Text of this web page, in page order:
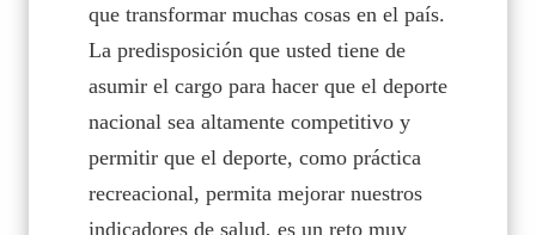
que transformar muchas cosas en el país.
La predisposición que usted tiene de
asumir el cargo para hacer que el deporte
nacional sea altamente competitivo y
permitir que el deporte, como práctica
recreacional, permita mejorar nuestros
indicadores de salud, es un reto muy